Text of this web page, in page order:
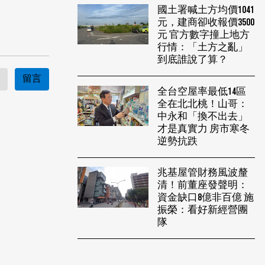
留言
國土署喊土方均價1041
元，建商卻收報價3500
元 官方數字撞上地方
行情：「土方之亂」
到底誰說了算？
全台空屋率最低14區
全在北北桃！山哥：
中永和「換不出去」
才是真實力 房市寒冬
逆勢抗跌
兆基屋管財務風波釐
清！前董座發聲明：
資金缺口8億非百億 施
振榮：看好新經營團
隊